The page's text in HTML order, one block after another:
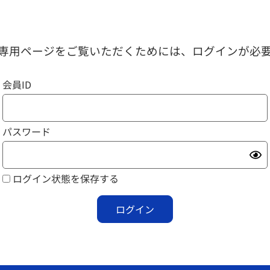
用ページをご覧いただくためには、ログインが必
会員ID
パスワード
ログイン状態を保存する